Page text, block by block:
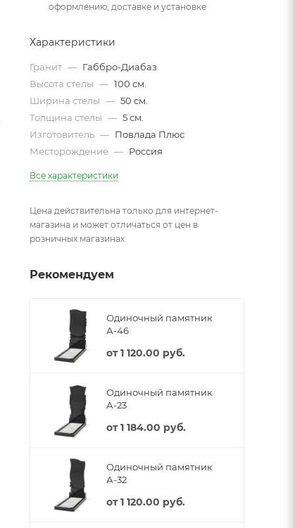
оформлению, доставке и установке
Характеристики
Гранит — Габбро-Диабаз
Высота стелы — 100 см.
Ширина стелы — 50 см.
Толщина стелы — 5 см.
Изготовитель — Повлада Плюс
Месторождение — Россия
Все характеристики
Цена действительна только для интернет-
магазина и может отличаться от цен в
розничных магазинах
Рекомендуем
Одиночный памятник
А-46
от1 120.00 руб.
Одиночный памятник
А-23
от1 184.00 руб.
Одиночный памятник
А-32
от1 120.00 руб.